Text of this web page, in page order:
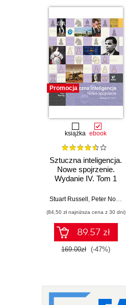
Promocja
książka ebook
Sztuczna inteligencja.
Nowe spojrzenie.
Wydanie IV. Tom 1
Stuart Russell , Peter Norvig
(84,50 zł najniższa cena z 30 dni)
89.57 zł
169.00zł (-47%)